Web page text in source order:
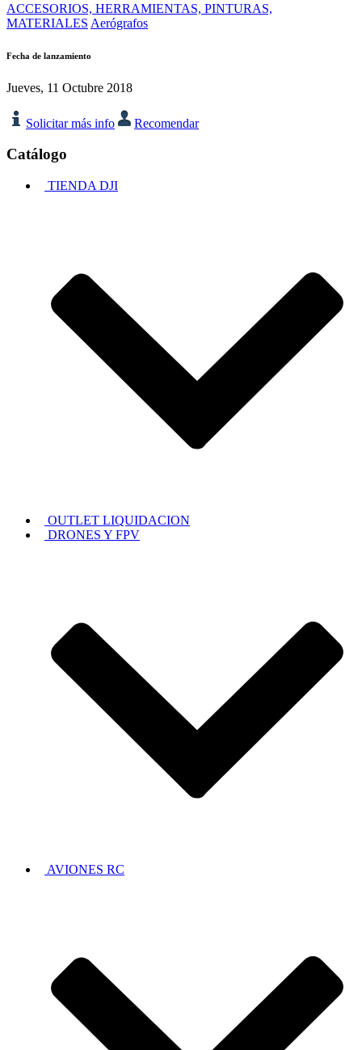
ACCESORIOS, HERRAMIENTAS, PINTURAS,
MATERIALES Aerógrafos
Fecha de lanzamiento
Jueves, 11 Octubre 2018
Solicitar más info Recomendar
Catálogo
TIENDA DJI
OUTLET LIQUIDACION
DRONES Y FPV
AVIONES RC